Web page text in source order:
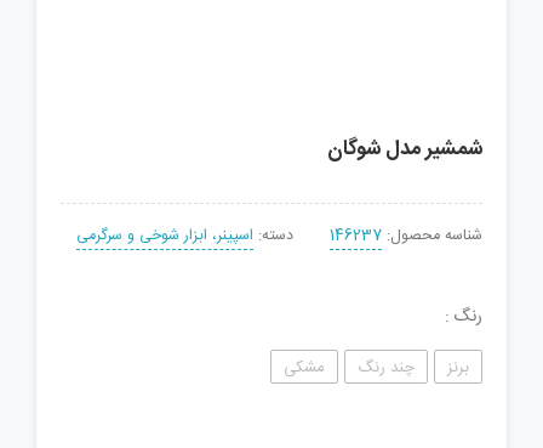
شمشیر مدل شوگان
شناسه محصول: 146237 دسته: اسپینر، ابزار شوخی و سرگرمی
رنگ
برنز چند رنگ مشکی